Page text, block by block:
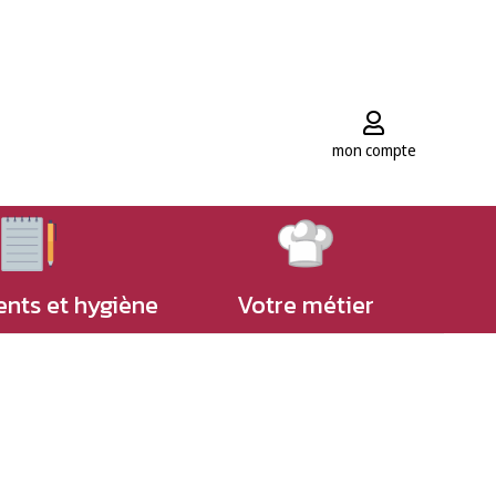
mon compte
et hygiène Votre métier